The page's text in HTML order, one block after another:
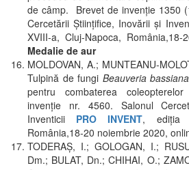
de câmp. Brevet de invenție 1350
Cercetării Ştiinţifice, Inovării şi
XVIII-a, Cluj-Napoca,
Medalie de aur
MOLDOVAN, A.; MUNTEANU-
Tulpină de fungi Beauveria bassiana
pentru combaterea
invenţie nr. 4560. Salonul
Inventicii PRO INVENT, ediţia
România,18-20 noiembrie 2020,
TODERAŞ, I.; GOLOGAN, I.;
Dm.; BULAT, Dn.; CHIHAI, O.;